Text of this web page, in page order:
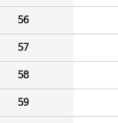
56
57
58
59